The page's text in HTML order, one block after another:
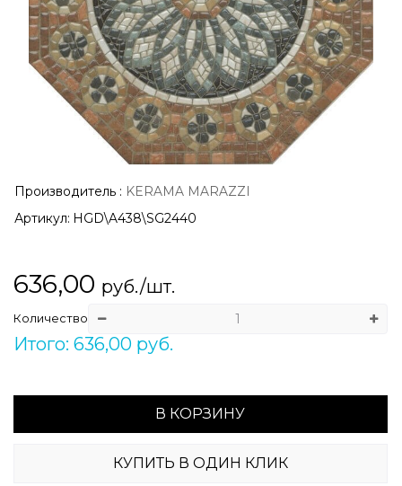
Производитель : KERAMA MARAZZI
Артикул: HGD\A438\SG2440
636,00 руб./шт.
Количество
Итого: 636,00 руб.
В КОРЗИНУ
КУПИТЬ В ОДИН КЛИК